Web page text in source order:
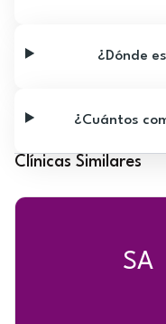
¿Dónde
¿Cuántos
Clínicas Similares
SA